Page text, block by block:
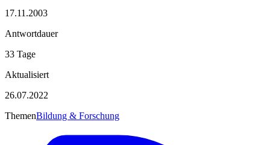
17.11.2003
Antwortdauer
33 Tage
Aktualisiert
26.07.2022
ThemenBildung & Forschung